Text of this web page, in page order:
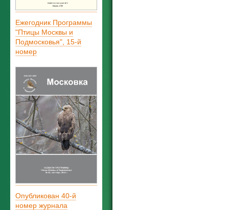
Ежегодник Программы
"Птицы Москвы и
Подмосковья", 15-й
номер
Опубликован 40-й
номер журнала